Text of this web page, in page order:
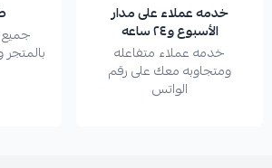
خدمه عملاء على مدار
الأسبوع و٢٤ ساعه
خدمه عملاء متفاعله
ومتجاوبه معك على رقم
الواتس